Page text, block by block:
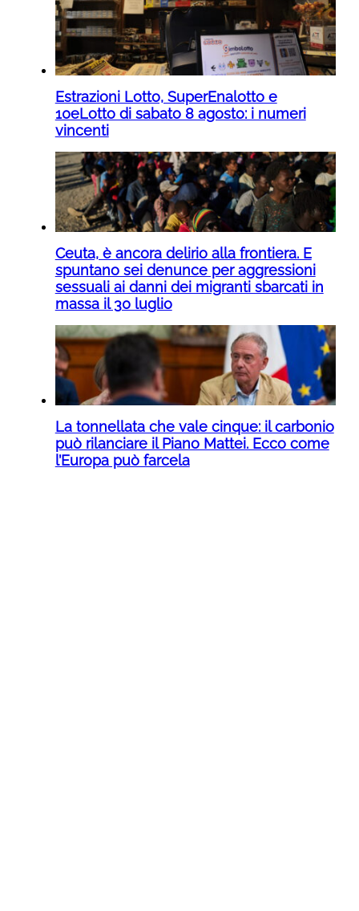
Estrazioni Lotto, SuperEnalotto e
10eLotto di sabato 8 agosto: i numeri
vincenti
Ceuta, è ancora delirio alla frontiera. E
spuntano sei denunce per aggressioni
sessuali ai danni dei migranti sbarcati in
massa il 30 luglio
La tonnellata che vale cinque: il carbonio
può rilanciare il Piano Mattei. Ecco come
l’Europa può farcela